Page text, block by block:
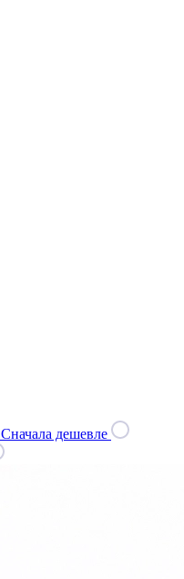
Сначала дешевле